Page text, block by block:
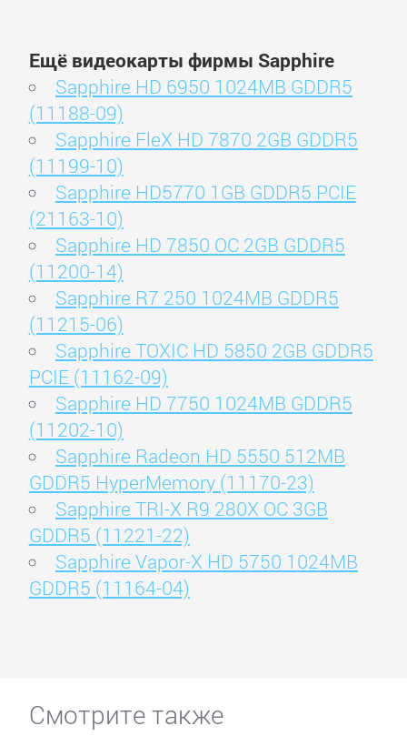
Ещё видеокарты фирмы Sapphire
Sapphire HD 6950 1024MB GDDR5
(11188-09)
Sapphire FleX HD 7870 2GB GDDR5
(11199-10)
Sapphire HD5770 1GB GDDR5 PCIE
(21163-10)
Sapphire HD 7850 OC 2GB GDDR5
(11200-14)
Sapphire R7 250 1024MB GDDR5
(11215-06)
Sapphire TOXIC HD 5850 2GB GDDR5
PCIE (11162-09)
Sapphire HD 7750 1024MB GDDR5
(11202-10)
Sapphire Radeon HD 5550 512MB
GDDR5 HyperMemory (11170-23)
Sapphire TRI-X R9 280X OC 3GB
GDDR5 (11221-22)
Sapphire Vapor-X HD 5750 1024MB
GDDR5 (11164-04)
Смотрите также